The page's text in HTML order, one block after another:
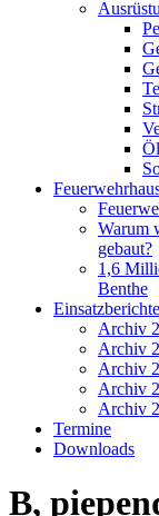
Warum
gebaut?
1,6
Benthe
Einsatzberichte
Archiv
Archiv
Archiv
Archiv
Archiv
Termine
Downloads
B,